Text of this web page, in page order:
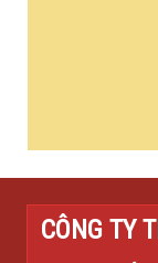
CÔNG TY